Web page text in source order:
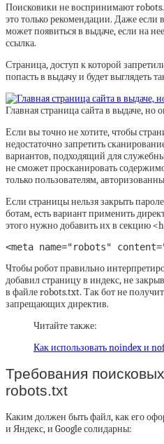
Поисковики не воспринимают
это только рекомендации. Даже если
может появиться в выдаче, если на
ссылка.
Страница, доступ к которой
попасть в выдачу и будет выглядеть
Главная страница сайта в выдаче, но
Если вы точно не хотите, чтобы
недостаточно запретить
вариантов, подходящий для
не сможет просканировать
только пользователям,
Если страницы нельзя закрыть
ботам, есть вариант применить
этого нужно добавить их в секцию
<meta name="robots"
Чтобы робот правильно
добавил страницу в индекс, не
в файле robots.txt. Так бот не
запрещающих директив.
Читайте также:
Как использовать noindex и
Требования
robots.txt
Каким должен быть файл, как его
и Яндекс, и Google солидарны: